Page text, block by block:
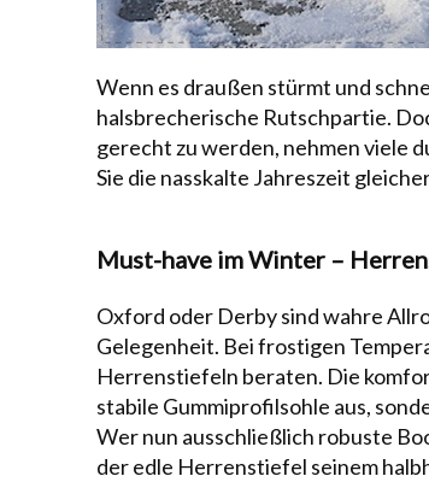
Wenn es draußen stürmt und
halsbrecherische Rutschpartie.
gerecht zu werden, nehmen viele
Sie die nasskalte Jahreszeit
Must-have im Winter –
Oxford oder Derbysind wahre
Gelegenheit. Bei frostigen
Herrenstiefeln beraten. Die
stabile Gummiprofilsohle aus,
Wer nun ausschließlich robuste
der edle Herrenstiefel seinem